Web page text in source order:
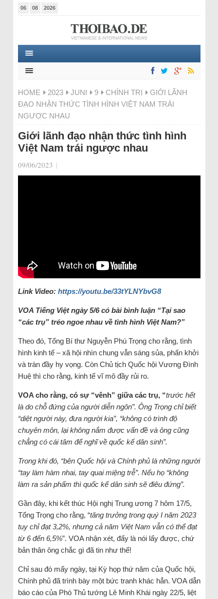
06 08 2026
HOME 2023 JUNI 9 CHÍNH TRỊ
GIỚI LÃNH
ĐẠO NHẬN THỨC TÌNH HÌNH VIỆT NAM TRÁI
NGƯỢC NHAU
Giới lãnh đạo nhận thức tình hình
Việt Nam trái ngược nhau
09/06/2023 |
Link Video: https://youtu.be/33tYLNYbvG8
VOA Tiếng Việt ngày 5/6 có bài bình luận “Tại sao
“các trụ” tréo ngoe nhau về tình hình Việt Nam?”
Theo đó, Tổng Bí thư Nguyễn Phú Trọng cho rằng, tình
hình kinh tế – xã hội nhìn chung vẫn sáng sủa, phấn khởi
và tràn đầy hy vọng. Còn Chủ tịch Quốc hội Vương Đình
Huệ thì cho rằng, kinh tế vĩ mô đầy rủi ro.
VOA cho rằng, có sự “vênh” giữa các trụ, “trước hết
là do chỗ đứng của người diễn ngôn”. Ông Trọng chỉ biết
“diệt người này, đưa người kia”, “không có trình độ
chuyên môn, lại không nắm được vấn đề và ông cũng
chẳng có cái tâm để nghĩ về quốc kế dân sinh”.
Trong khi đó, “bên Quốc hội và Chính phủ là những người
“tay làm hàm nhai, tay quai miệng trễ”. Nếu họ “không
làm ra sản phẩm thì quốc kế dân sinh sẽ điêu đứng”.
Gần đây, khi kết thúc Hội nghị Trung ương 7 hôm 17/5,
Tổng Trọng cho rằng, “tăng trưởng trong quý I năm 2023
tuy chỉ đạt 3,2%, nhưng cả năm Việt Nam vẫn có thể đạt
từ 6 đến 6,5%”. VOA nhận xét, đấy là nói lấy được, chứ
bản thân ông chắc gì đã tin như thế!
Chỉ sau đó mấy ngày, tại Kỳ họp thứ năm của Quốc hội,
Chính phủ đã trình bày một bức tranh khác hẳn. VOA dẫn
báo cáo của Phó Thủ tướng Lê Minh Khái ngày 22/5, liệt